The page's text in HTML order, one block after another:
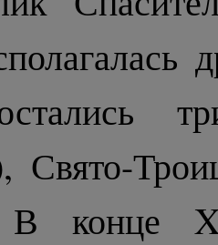
Свято-
конце